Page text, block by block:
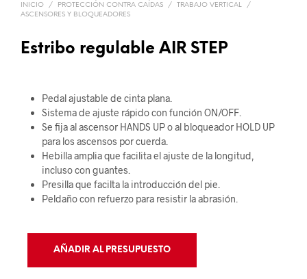
INICIO / PROTECCIÓN CONTRA CAÍDAS / TRABAJO VERTICAL
/
ASCENSORES Y BLOQUEADORES
Estribo regulable AIR STEP
Pedal ajustable de cinta plana.
Sistema de ajuste rápido con función ON/OFF.
Se fija al ascensor HANDS UP o al bloqueador HOLD UP
para los ascensos por cuerda.
Hebilla amplia que facilita el ajuste de la longitud,
incluso con guantes.
Presilla que facilta la introducción del pie.
Peldaño con refuerzo para resistir la abrasión.
AÑADIR AL PRESUPUESTO